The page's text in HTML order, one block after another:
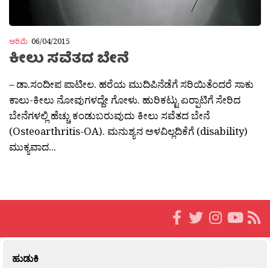
ಅರಿಮೆ 06/04/2015
ಕೀಲು ಸವೆತದ ಬೇನೆ
– ಡಾ.ಸಂದೀಪ ಪಾಟೀಲ. ಹರೆಯ ಮುದಿಪಿನೆಡೆಗೆ ಸರಿಯಿತೆಂದರೆ ಸಾಕು
ಕಾಲು-ಕೀಲು ನೋವುಗಳದ್ದೇ ಗೋಳು. ಹುರಿಕಟ್ಟು ಏರ‍್ಪಾಟಿಗೆ ಸೇರಿದ
ಬೇನೆಗಳಲ್ಲಿ ಹೆಚ್ಚು ಕಂಡುಬರುವುದು ಕೀಲು ಸವೆತದ ಬೇನೆ
(Osteoarthritis-OA). ಮನುಶ್ಯನ ಅಳವಿಲ್ಲದಿಕೆಗೆ (disability)
ಮುಕ್ಯವಾದ...
ಹುಡುಕಿ